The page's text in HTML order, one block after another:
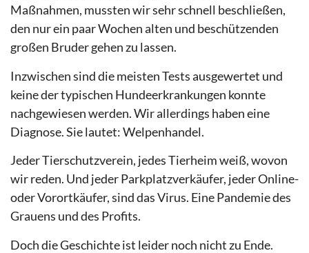
Maßnahmen, mussten wir sehr schnell beschließen,
den nur ein paar Wochen alten und beschützenden
großen Bruder gehen zu lassen.
Inzwischen sind die meisten Tests ausgewertet und
keine der typischen Hundeerkrankungen konnte
nachgewiesen werden. Wir allerdings haben eine
Diagnose. Sie lautet: Welpenhandel.
Jeder Tierschutzverein, jedes Tierheim weiß, wovon
wir reden. Und jeder Parkplatzverkäufer, jeder Online-
oder Vorortkäufer, sind das Virus. Eine Pandemie des
Grauens und des Profits.
Doch die Geschichte ist leider noch nicht zu Ende.